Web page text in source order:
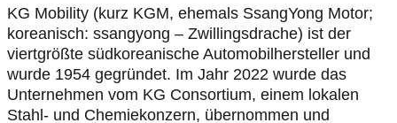
KG Mobility (kurz KGM, ehemals SsangYong Motor;
koreanisch: ssangyong – Zwillingsdrache) ist der
viertgrößte südkoreanische Automobilhersteller und
wurde 1954 gegründet. Im Jahr 2022 wurde das
Unternehmen vom KG Consortium, einem lokalen
Stahl- und Chemiekonzern, übernommen und